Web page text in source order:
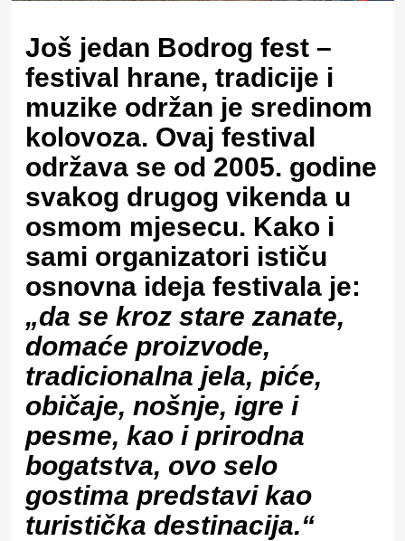
Još jedan Bodrog fest –
festival hrane, tradicije i
muzike održan je sredinom
kolovoza. Ovaj festival
održava se od 2005. godine
svakog drugog vikenda u
osmom mjesecu. Kako i
sami organizatori ističu
osnovna ideja festivala je:
„da se kroz stare zanate,
domaće proizvode,
tradicionalna jela, piće,
običaje, nošnje, igre i
pesme, kao i prirodna
bogatstva, ovo selo
gostima predstavi kao
turistička destinacija.“